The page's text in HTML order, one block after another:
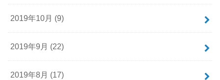
2019年10月 (9)
2019年9月 (22)
2019年8月 (17)